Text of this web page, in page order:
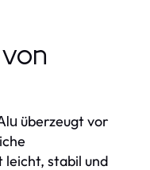
überzeugt vor
stabil und